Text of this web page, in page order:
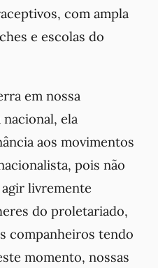
com ampla
e escolas do
em nossa
ela
aos movimentos
pois não
livremente
do proletariado,
companheiros tendo
momento, nossas